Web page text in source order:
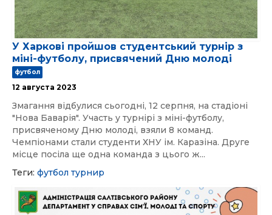
У Харкові пройшов студентський турнір з
міні-футболу, присвячений Дню молоді
футбол
12 августа 2023
Змагання відбулися сьогодні, 12 серпня, на стадіоні
"Нова Баварія". Участь у турнірі з міні-футболу,
присвяченому Дню молоді, взяли 8 команд.
Чемпіонами стали студенти ХНУ ім. Каразіна. Друге
місце посіла ще одна команда з цього ж...
Теги: футбол турнир